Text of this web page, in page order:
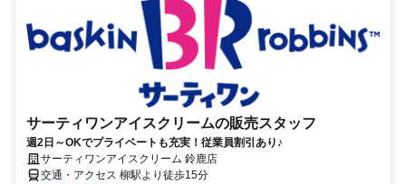
サーティワンアイスクリームの販売スタッフ
週2日～OKでプライベートも充実！従業員割引あり♪
サーティワンアイスクリーム 鈴鹿店
交通・アクセス 柳駅より徒歩15分